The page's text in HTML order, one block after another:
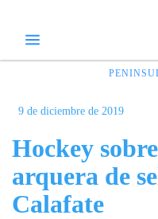
9 de diciembre de 2019
Hockey
arquera de
Calafate